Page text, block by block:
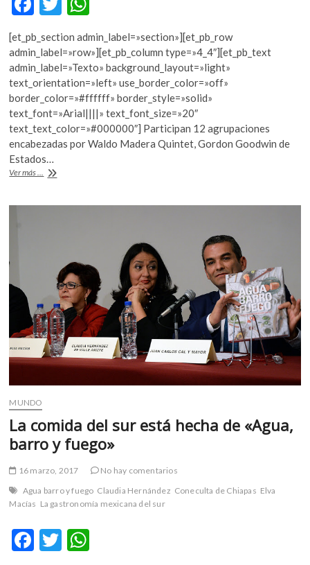
e
b
o
o
k
w
itt
er
h
at
s
A
p
p
[et_pb_section admin_label=»section»][et_pb_row
admin_label=»row»][et_pb_column type=»4_4″][et_pb_text
admin_label=»Texto» background_layout=»light»
text_orientation=»left» use_border_color=»off»
border_color=»#ffffff» border_style=»solid»
text_font=»Arial||||» text_font_size=»20″
text_text_color=»#000000″] Participan 12 agrupaciones
encabezadas por Waldo Madera Quintet, Gordon Goodwin de
Estados…
Ver más ...
Chapala
Jazz
MUNDO
La comida del sur está hecha de «Agua,
barro y fuego»
16 marzo, 2017
No hay comentarios
Agua barro y fuego Claudia Hernández Coneculta de Chiapas Elva
Macías La gastronomía mexicana del sur
F
T